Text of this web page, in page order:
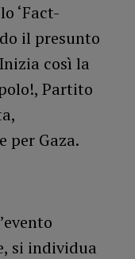
‘Fact-
il presunto
così la
Partito
per Gaza.
si individua